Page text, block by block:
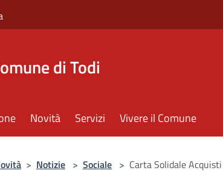
di Todi
Novità Servizi Vivere il Comune
> Notizie > Sociale > Carta Solidale